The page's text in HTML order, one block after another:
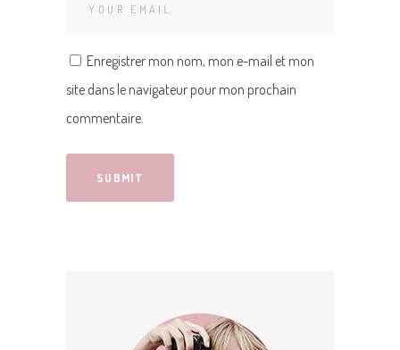
Enregistrer mon nom, mon e-mail et mon
site dans le navigateur pour mon prochain
commentaire.